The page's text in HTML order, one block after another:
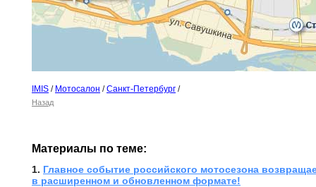
IMIS / Мотосалон /Санкт-Петербург /
Назад
Материалы по теме:
1. Главное событие российского мотосезона
в расширенном и обновленном формате!